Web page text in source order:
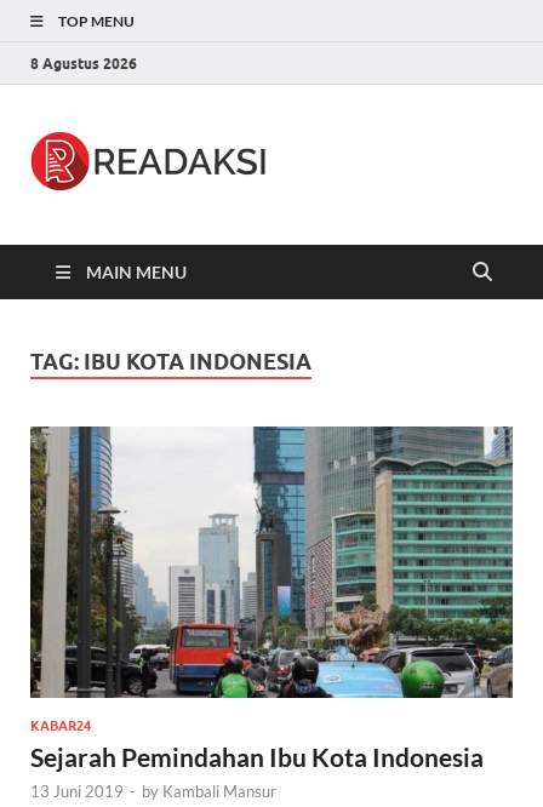
TOP MENU
8 Agustus 2026
MAIN MENU
TAG: IBU KOTA INDONESIA
KABAR24
Sejarah Pemindahan Ibu Kota Indonesia
13 Juni 2019 - by Kambali Mansur